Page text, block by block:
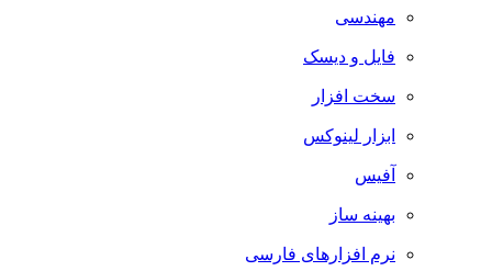
مهندسی
فایل و دیسک
سخت افزار
ابزار لینوکس
آفیس
بهینه ساز
نرم افزارهای فارسی